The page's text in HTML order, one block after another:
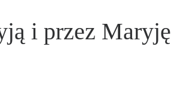
i przez Maryję